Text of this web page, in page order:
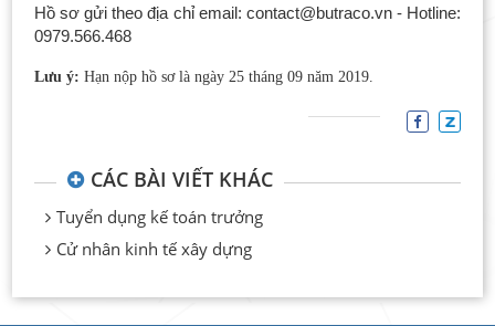
Hồ sơ gửi theo địa chỉ email: contact@butraco.vn - Hotline:
0979.566.468
Lưu ý:Hạn nộp hồ sơ là ngày 25 tháng 09 năm 2019.
CÁC BÀI VIẾT KHÁC
Tuyển dụng kế toán trưởng
Cử nhân kinh tế xây dựng